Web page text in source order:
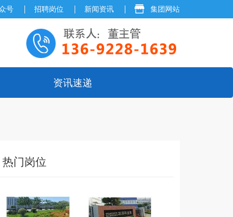
号 招聘岗位 新闻资讯 集团网站
资讯速递
热门岗位